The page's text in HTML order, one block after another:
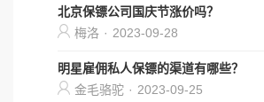
北京保镖公司国庆节涨价吗？
梅洛 · 2023-09-28
明星雇佣私人保镖的渠道有哪些？
金毛骆驼 · 2023-09-25